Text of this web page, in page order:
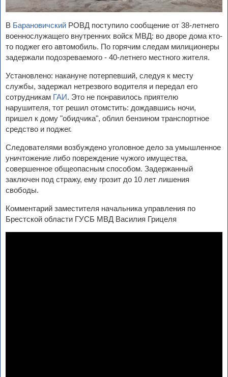
В Барановичский РОВД поступило сообщение от 38-летнего
военнослужащего внутренних войск МВД: во дворе дома кто-
то поджег его автомобиль. По горячим следам милиционеры
задержали подозреваемого - 40-летнего местного жителя.
Установлено: накануне потерпевший, следуя к месту
службы, задержал нетрезвого водителя и передал его
сотрудникам ГАИ. Это не понравилось приятелю
нарушителя, тот решил отомстить: дождавшись ночи,
пришел к дому "обидчика", облил бензином транспортное
средство и поджег.
Следователями возбуждено уголовное дело за умышленное
уничтожение либо повреждение чужого имущества,
совершенное общеопасным способом. Задержанный
заключен под стражу, ему грозит до 10 лет лишения
свободы.
Комментарий заместителя начальника управления по
Брестской области ГУСБ МВД Василия Грицеля